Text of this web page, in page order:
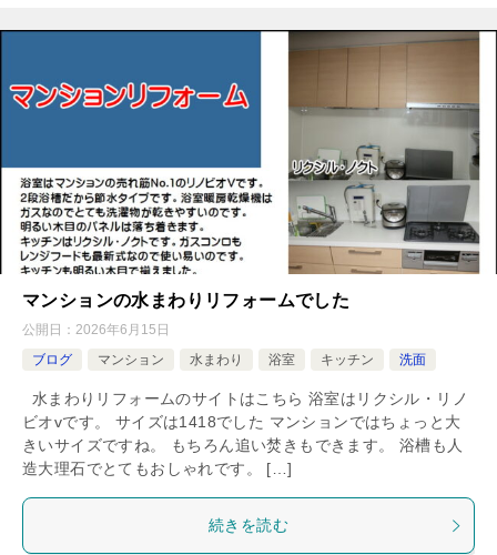
マンションの水まわりリフォームでした
公開日： 2026年6月15日
ブログ
マンション 水まわり 浴室 キッチン 洗面
水まわりリフォームのサイトはこちら 浴室はリクシル・リノ
ビオvです。 サイズは1418でした マンションではちょっと大
きいサイズですね。 もちろん追い焚きもできます。 浴槽も人
造大理石でとてもおしゃれです。 […]
続きを読む